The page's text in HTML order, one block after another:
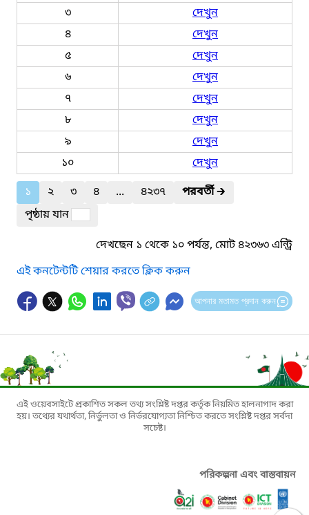
৩
দেখুন
৪
দেখুন
৫
দেখুন
৬
দেখুন
৭
দেখুন
৮
দেখুন
৯
দেখুন
১০
দেখুন
১
২ ৩ ৪ ... ৪২৩৭ পরবর্তী🡲
পৃষ্ঠায় যান
দেখছেন ১ থেকে ১০ পর্যন্ত, মোট ৪২৩৬৩ এন্ট্রি
এই কনটেন্টটি শেয়ার করতে ক্লিক করুন
আপনার মতামত প্রদান করুন
এই ওয়েবসাইটে প্রকাশিত সকল তথ্য সংশ্লিষ্ট দপ্তর কর্তৃক নিয়মিত হালনাগাদ করা
হয়। তথ্যের যথার্থতা, নির্ভুলতা ও নির্ভরযোগ্যতা নিশ্চিত করতে সংশ্লিষ্ট দপ্তর সর্বদা
সচেষ্ট।
পরিকল্পনা এবং বাস্তবায়ন